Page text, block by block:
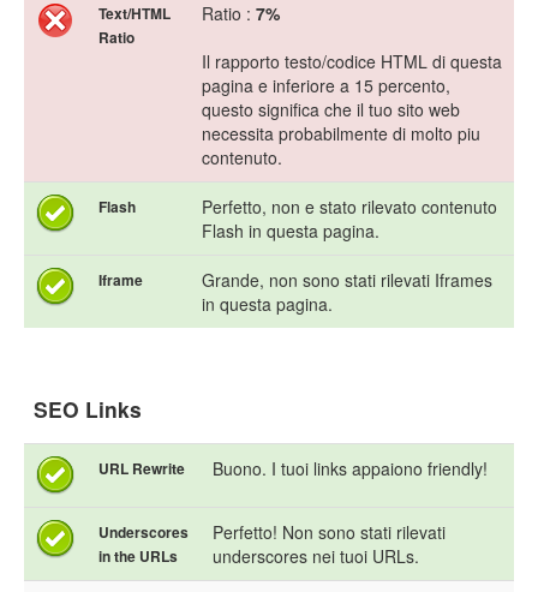
Text/HTML
Ratio
Ratio : 7%
Il rapporto testo/codice HTML di questa
pagina e inferiore a 15 percento,
questo significa che il tuo sito web
necessita probabilmente di molto piu
contenuto.
Flash
Perfetto, non e stato rilevato contenuto
Flash in questa pagina.
Iframe
Grande, non sono stati rilevati Iframes
in questa pagina.
SEO Links
URL Rewrite Buono. I tuoi links appaiono friendly!
Underscores
in the URLs
Perfetto! Non sono stati rilevati
underscores nei tuoi URLs.